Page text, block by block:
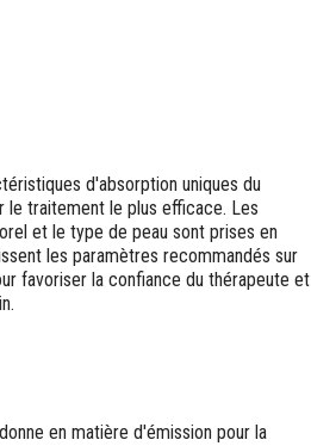
d'absorption uniques du
le traitement le plus efficace. Les
et le type de peau sont prises en
les paramètres recommandés sur
favoriser la confiance du thérapeute et
en matière d'émission pour la